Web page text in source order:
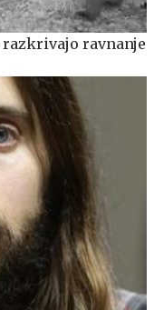
ravnanje